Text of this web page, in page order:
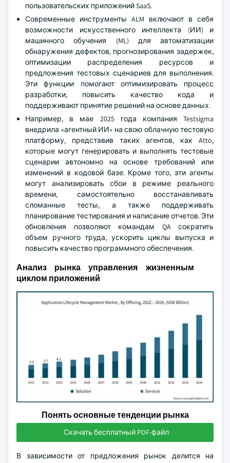
пользовательских приложений SaaS.
Современные инструменты ALM включают в себя
возможности искусственного интеллекта (ИИ) и
машинного обучения (ML) для автоматизации
обнаружения дефектов, прогнозирования задержек,
оптимизации распределения ресурсов и
предложения тестовых сценариев для выполнения.
Эти функции помогают оптимизировать процесс
разработки, повысить качество кода и
поддерживают принятие решений на основе данных.
Например, в мае 2025 года компания Testsigma
внедрила «агентный ИИ» на свою облачную тестовую
платформу, представив таких агентов, как Atto,
которые могут генерировать и выполнять тестовые
сценарии автономно на основе требований или
изменений в кодовой базе. Кроме того, эти агенты
могут анализировать сбои в режиме реального
времени, самостоятельно восстанавливать
сломанные тесты, а также поддерживать
планирование тестирования и написание отчетов. Эти
обновления позволяют командам QA сократить
объем ручного труда, ускорить циклы выпуска и
повысить качество программного обеспечения.
Анализ рынка управления жизненным
циклом приложений
Понять основные тенденции рынка
Скачать бесплатный PDF-файл
В зависимости от предложения рынок делится на